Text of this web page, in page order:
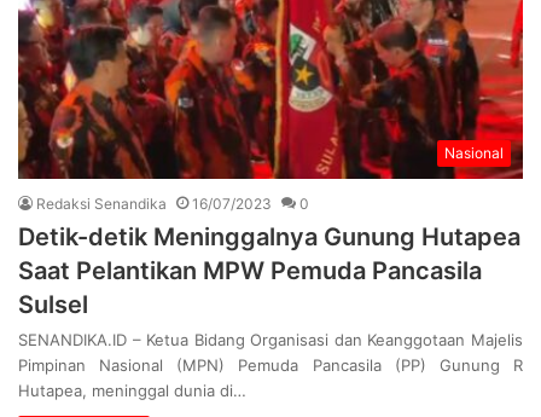
Nasional
Redaksi Senandika 16/07/2023 0
Detik-detik Meninggalnya Gunung Hutapea
Saat Pelantikan MPW Pemuda Pancasila
Sulsel
SENANDIKA.ID – Ketua Bidang Organisasi dan Keanggotaan Majelis
Pimpinan Nasional (MPN) Pemuda Pancasila (PP) Gunung R
Hutapea, meninggal dunia di…